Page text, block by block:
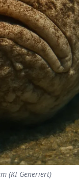
(KI Generiert)